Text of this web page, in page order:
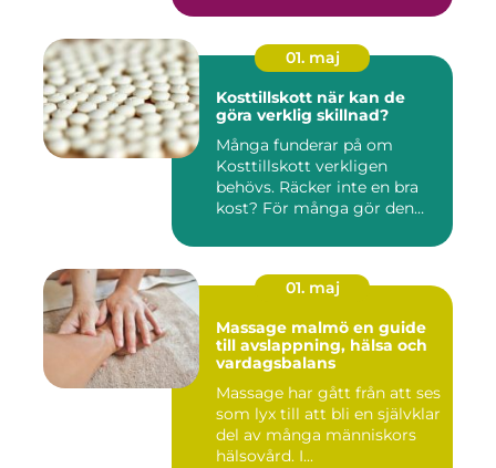
01. maj
Kosttillskott när kan de
göra verklig skillnad?
Många funderar på om
Kosttillskott verkligen
behövs. Räcker inte en bra
kost? För många gör den
01. maj
Massage malmö en guide
till avslappning, hälsa och
vardagsbalans
Massage har gått från att ses
som lyx till att bli en självklar
del av många människors
hälsovård. I...